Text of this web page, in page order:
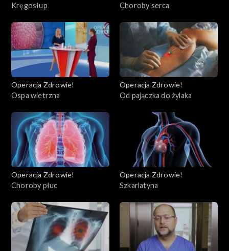
Kręgosłup
Choroby serca
Operacja Zdrowie!
Ospa wietrzna
Operacja Zdrowie!
Od pajączka do żylaka
Operacja Zdrowie!
Choroby płuc
Operacja Zdrowie!
Szkarlatyna